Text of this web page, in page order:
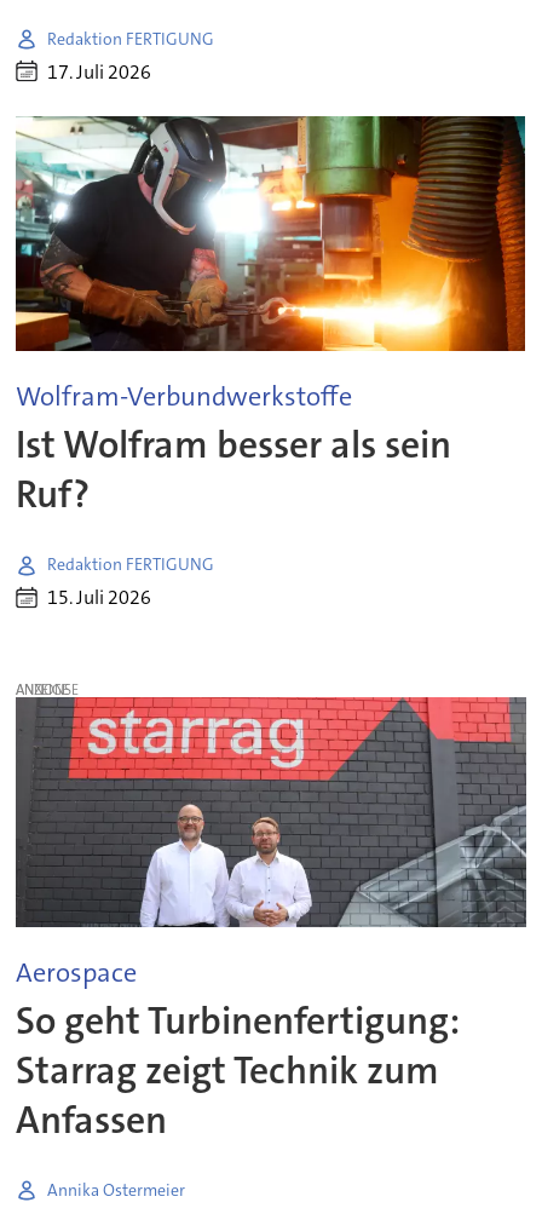
Redaktion FERTIGUNG
17. Juli 2026
Wolfram-Verbundwerkstoffe
Ist Wolfram besser als sein
Ruf?
Redaktion FERTIGUNG
15. Juli 2026
ANZEIGE
Aerospace
So geht Turbinenfertigung:
Starrag zeigt Technik zum
Anfassen
Annika Ostermeier